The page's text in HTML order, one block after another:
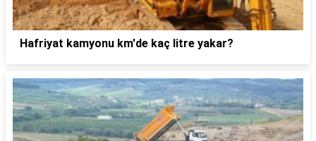
Hafriyat kamyonu km'de kaç litre yakar?